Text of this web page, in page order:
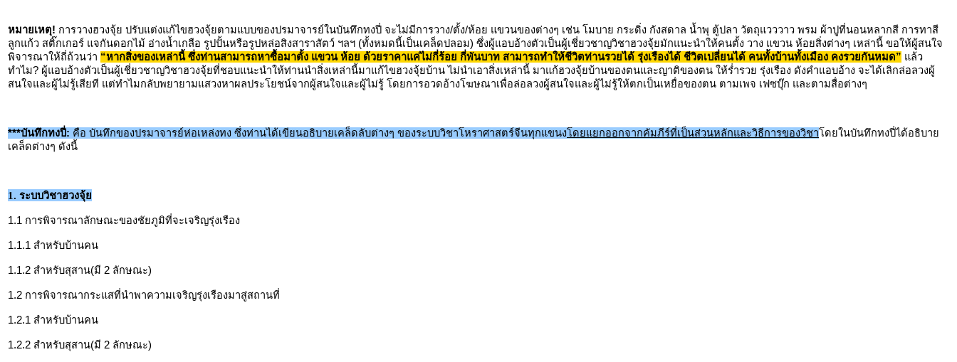
หมายเหตุ! การวางฮวงจุ้ย ปรับแต่งแก้ไขฮวงจุ้ยตามแบบของปรมาจารย์ในบันทึกทงปี่ จะไม่มีการวาง/ตั้ง/ห้อย แขวนของต่างๆ เช่น โมบาย กระดิ่ง กังสดาล น้ำพุ ตู้ปลา วัตถุแวววาว พรม ผ้าปูที่นอนหลากสี การทาสี
ลูกแก้ว สติ๊กเกอร์ แจกันดอกไม้ อ่างน้ำเกลือ รูปปั้นหรือรูปหล่อสิงสาราสัตว์ ฯลฯ (ทั้งหมดนี้เป็นเคล็ดปลอม) ซึ่งผู้แอบอ้างตัวเป็นผู้เชี่ยวชาญวิชาฮวงจุ้ยมักแนะนำให้คนตั้ง วาง แขวน ห้อยสิ่งต่างๆ เหล่านี้ ขอให้ผู้สนใจ
พิจารณาให้ถี่ถ้วนว่า “หากสิ่งของเหล่านี้ ซึ่งท่านสามารถหาซื้อมาตั้ง แขวน ห้อย ด้วยราคาแค่ไม่กี่ร้อย กี่พันบาท สามารถทำให้ชีวิตท่านรวยได้ รุ่งเรืองได้ ชีวิตเปลี่ยนได้ คนทั้งบ้านทั้งเมือง คงรวยกันหมด” แล้ว
ทำไม? ผู้แอบอ้างตัวเป็นผู้เชี่ยวชาญวิชาฮวงจุ้ยที่ชอบแนะนำให้ท่านนำสิ่งเหล่านี้มาแก้ไขฮวงจุ้ยบ้าน ไม่นำเอาสิ่งเหล่านี้ มาแก้ฮวงจุ้ยบ้านของตนและญาติของตน ให้ร่ำรวย รุ่งเรือง ดังคำแอบอ้าง จะได้เลิกล่อลวงผู้
สนใจและผู้ไม่รู้เสียที แต่ทำไมกลับพยายามแสวงหาผลประโยชน์จากผู้สนใจและผู้ไม่รู้ โดยการอวดอ้างโฆษณาเพื่อล่อลวงผู้สนใจและผู้ไม่รู้ให้ตกเป็นเหยื่อของตน ตามเพจ เฟซบุ๊ก และตามสื่อต่างๆ
***บันทึกทงปี่: คือ บันทึกของปรมาจารย์ห่อเหล่งทง ซึ่งท่านได้เขียนอธิบายเคล็ดลับต่างๆ ของระบบวิชาโหราศาสตร์จีนทุกแขนงโดยแยกออกจากคัมภีร์ที่เป็นส่วนหลักและวิธีการของวิชาโดยในบันทึกทงปี่ได้อธิบาย
เคล็ดต่างๆ ดังนี้
1. ระบบวิชาฮวงจุ้ย
1.1 การพิจารณาลักษณะของชัยภูมิที่จะเจริญรุ่งเรือง
1.1.1 สำหรับบ้านคน
1.1.2 สำหรับสุสาน(มี 2 ลักษณะ)
1.2 การพิจารณากระแสที่นำพาความเจริญรุ่งเรืองมาสู่สถานที่
1.2.1 สำหรับบ้านคน
1.2.2 สำหรับสุสาน(มี 2 ลักษณะ)